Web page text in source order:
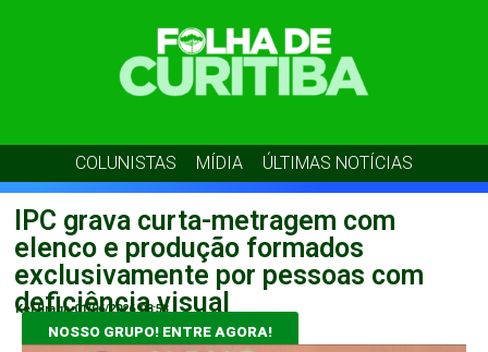
COLUNISTAS MÍDIA ÚLTIMAS NOTÍCIAS
IPC grava curta-metragem com
elenco e produção formados
exclusivamente por pessoas com
deficiência visual
Kel Braga 01/06/2026 08:53
NOSSO GRUPO! ENTRE AGORA!